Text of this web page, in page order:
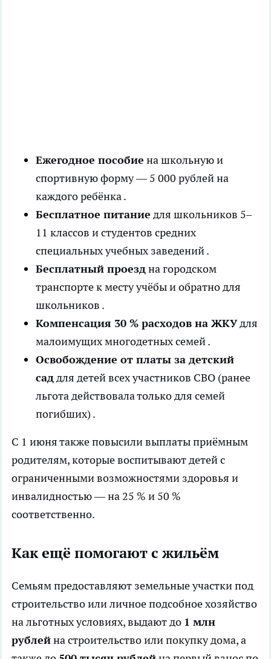
Ежегодное пособие на школьную и
спортивную форму — 5 000 рублей на
каждого ребёнка .
Бесплатное питание для школьников 5–
11 классов и студентов средних
специальных учебных заведений .
Бесплатный проездна городском
транспорте к месту учёбы и обратно для
школьников .
Компенсация 30 % расходов на ЖКУдля
малоимущих многодетных семей .
Освобождение от платы за детский
саддля детей всех участников СВО (ранее
льгота действовала только для семей
погибших) .
С 1 июня также повысили выплаты приёмным
родителям, которые воспитывают детей с
ограниченными возможностями здоровья и
инвалидностью — на 25 % и 50 %
соответственно.
Как ещё помогают с жильём
Семьям предоставляют земельные участки под
строительство или личное подсобное хозяйство
на льготных условиях, выдают до 1 млн
рублейна строительство или покупку дома, а